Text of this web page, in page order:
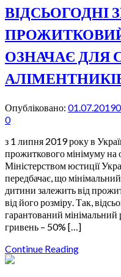
ВІДСЬОГОДНІ
ОЗНАЧАЄ ДЛЯ
Опубліковано: 01.07.2019
0
з 1 липня 2019 року в
прожиткового мінімуму на
Міністерством юстиції
передбачає, що
дитини залежить від
від його розміру. Так,
гарантований мінімальний
гривень – 50% […]
Continue Reading